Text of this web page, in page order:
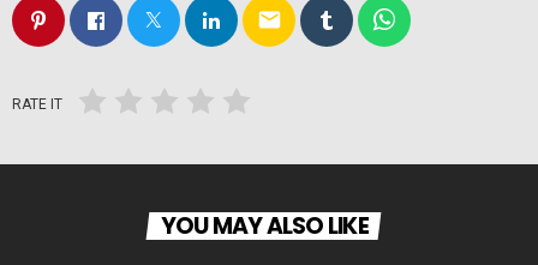
email
RATE IT
YOU MAY ALSO LIKE